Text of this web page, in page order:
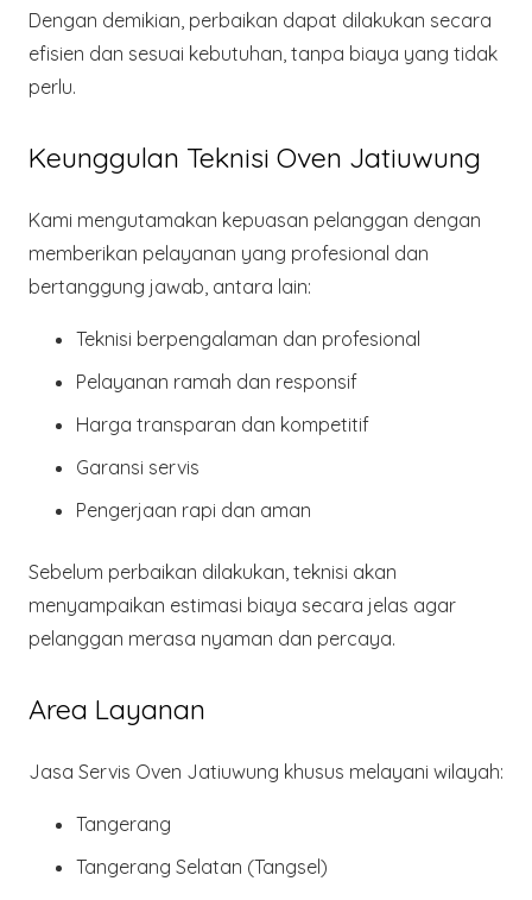
Dengan demikian, perbaikan dapat dilakukan secara
efisien dan sesuai kebutuhan, tanpa biaya yang tidak
perlu.
Keunggulan Teknisi Oven Jatiuwung
Kami mengutamakan kepuasan pelanggan dengan
memberikan pelayanan yang profesional dan
bertanggung jawab, antara lain:
Teknisi berpengalaman dan profesional
Pelayanan ramah dan responsif
Harga transparan dan kompetitif
Garansi servis
Pengerjaan rapi dan aman
Sebelum perbaikan dilakukan, teknisi akan
menyampaikan estimasi biaya secara jelas agar
pelanggan merasa nyaman dan percaya.
Area Layanan
Jasa Servis Oven Jatiuwung khusus melayani wilayah:
Tangerang
Tangerang Selatan (Tangsel)